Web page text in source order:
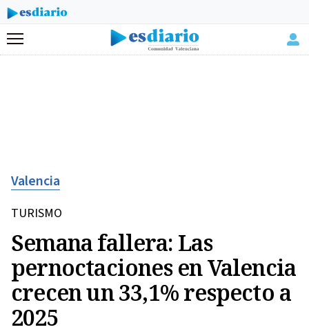
Menú
Valencia
TURISMO
Semana fallera: Las
pernoctaciones en Valencia
crecen un 33,1% respecto a
2025